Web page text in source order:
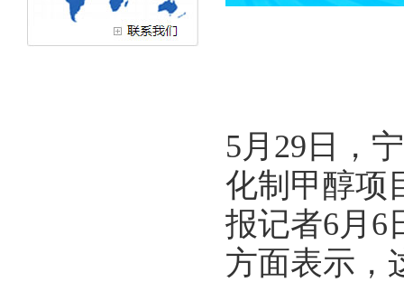
5月29日，
化制甲醇项
报记者6月6
方面表示